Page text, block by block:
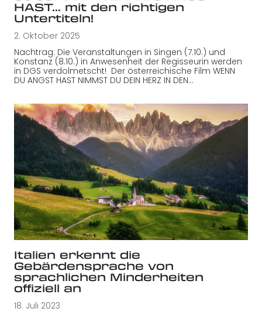
HAST… mit den richtigen
Untertiteln!
2. Oktober 2025
Nachtrag: Die Veranstaltungen in Singen (7.10.) und
Konstanz (8.10.) in Anwesenheit der Regisseurin werden
in DGS verdolmetscht! Der österreichische Film WENN
DU ANGST HAST NIMMST DU DEIN HERZ IN DEN…
Italien erkennt die
Gebärdensprache von
sprachlichen Minderheiten
offiziell an
18. Juli 2023